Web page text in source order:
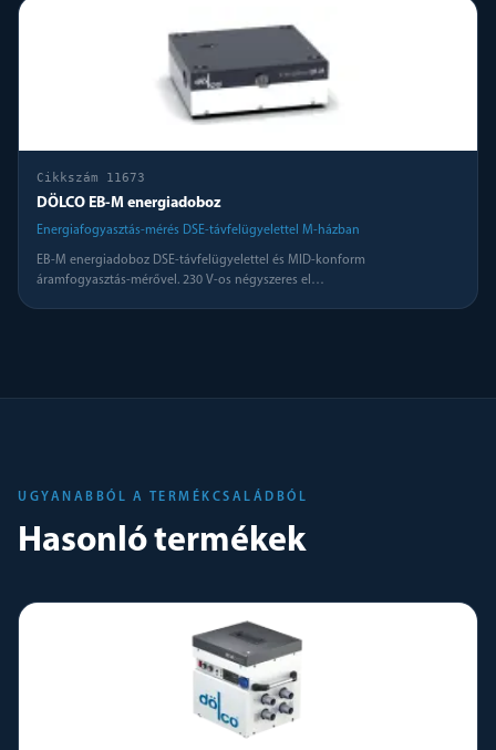
Cikkszám 11673
DÖLCO EB-M energiadoboz
Energiafogyasztás-mérés DSE-távfelügyelettel M-házban
EB-M energiadoboz DSE-távfelügyelettel és MID-konform
áramfogyasztás-mérővel. 230 V-os négyszeres el …
UGYANABBÓL A TERMÉKCSALÁDBÓL
Hasonló termékek